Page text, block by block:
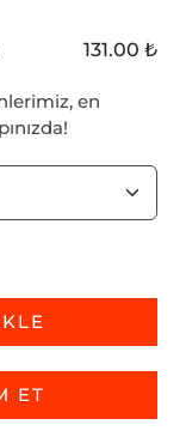
131.00 ₺
en
ET